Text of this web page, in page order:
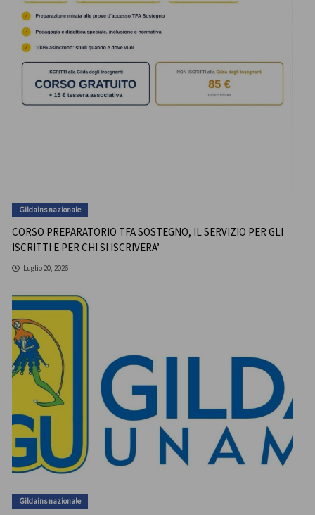
Gildains nazionale
CORSO PREPARATORIO TFA SOSTEGNO, IL SERVIZIO PER GLI
ISCRITTI E PER CHI SI ISCRIVERA’
Luglio 20, 2026
Gildains nazionale